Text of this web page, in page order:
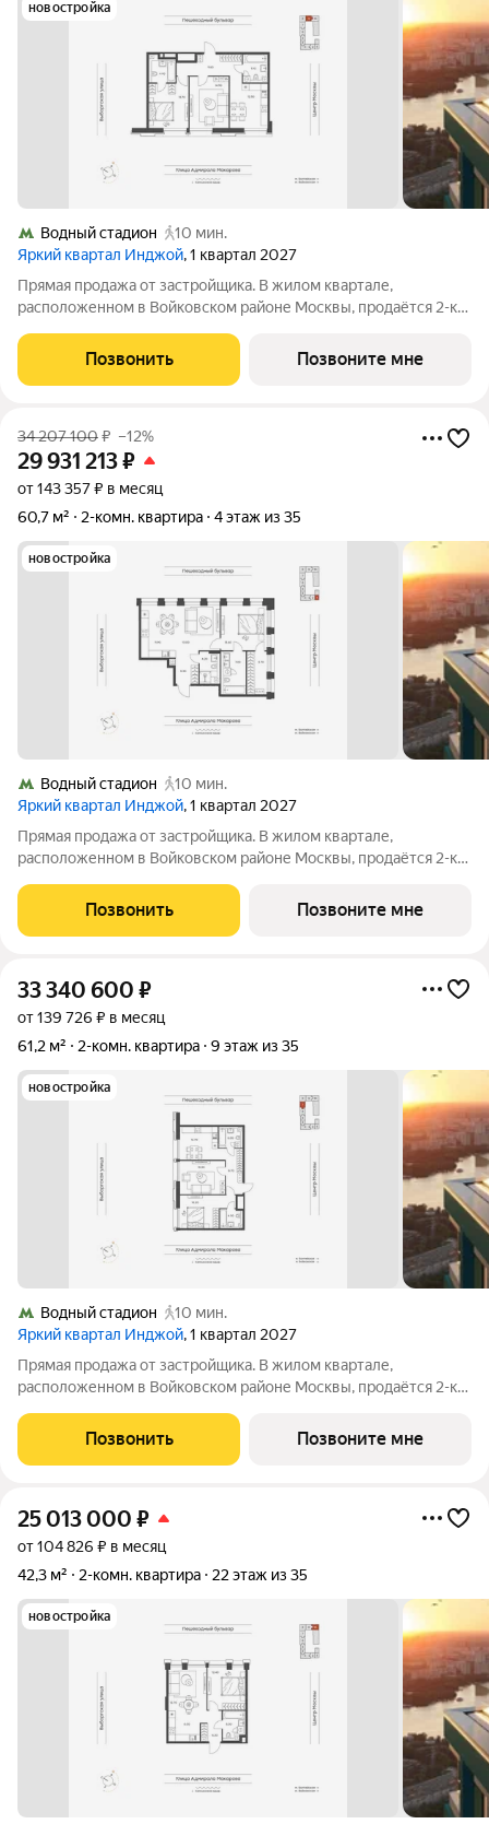
новостройка
Водный стадион
10 мин.
Яркий квартал Инджой, 1 квартал 2027
Прямая продажа от застройщика. В жилом квартале,
расположенном в Войковском районе Москвы, продаётся 2-к
расположена на 8 этаже 12-этажного дома, корпус 1, в жилом
квартале бизнес-класса Инджой.
Позвонить Позвоните мне
34 207 100₽ –12%
29 931 213₽
от 143 357 ₽ в месяц
60,7 м²
2-комн. квартира 4 этаж из 35
новостройка
Водный стадион
10 мин.
Яркий квартал Инджой, 1 квартал 2027
Прямая продажа от застройщика. В жилом квартале,
расположенном в Войковском районе Москвы, продаётся 2-к
расположена на 4 этаже 10-этажного дома, корпус 1, в жилом
квартале бизнес-класса Инджой.
Позвонить Позвоните мне
33 340 600 ₽
от 139 726 ₽ в месяц
61,2 м²
2-комн. квартира 9 этаж из 35
новостройка
Водный стадион
10 мин.
Яркий квартал Инджой, 1 квартал 2027
Прямая продажа от застройщика. В жилом квартале,
расположенном в Войковском районе Москвы, продаётся 2-к
расположена на 9 этаже 12-этажного дома, корпус 1, в жилом
квартале бизнес-класса Инджой.
Позвонить Позвоните мне
25 013 000 ₽
от 104 826 ₽ в месяц
42,3 м²
2-комн. квартира 22 этаж из 35
новостройка